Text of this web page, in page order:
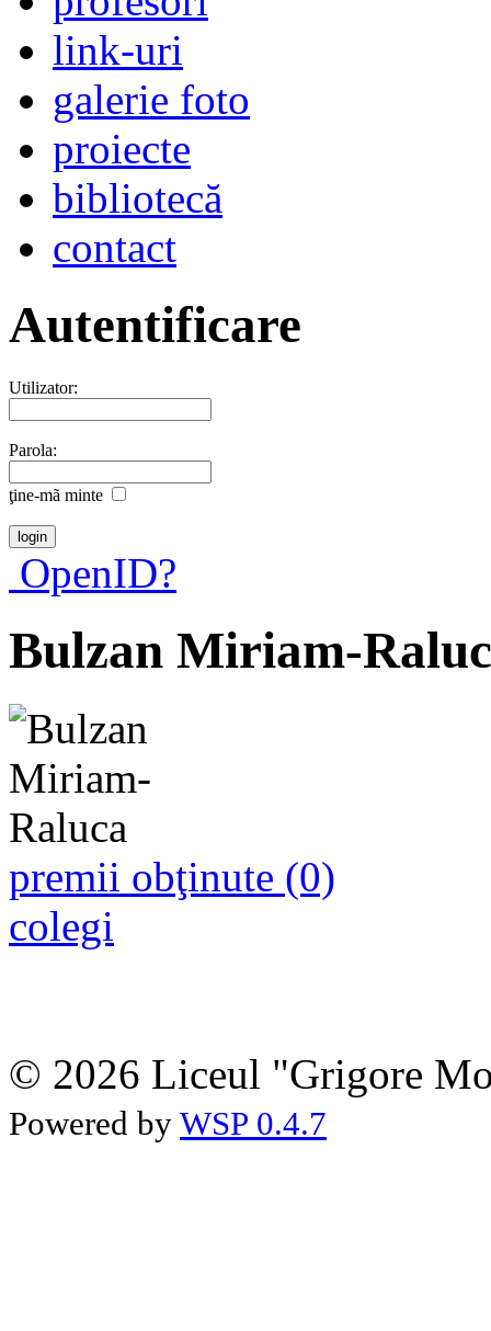
link-uri
galerie foto
proiecte
bibliotecă
contact
Autentificare
Utilizator:
Parola:
ţine-mã minte
OpenID?
Bulzan Miriam-
premii obţinute (0)
colegi
© 2026 Liceul "Grigore
Powered by WSP 0.4.7